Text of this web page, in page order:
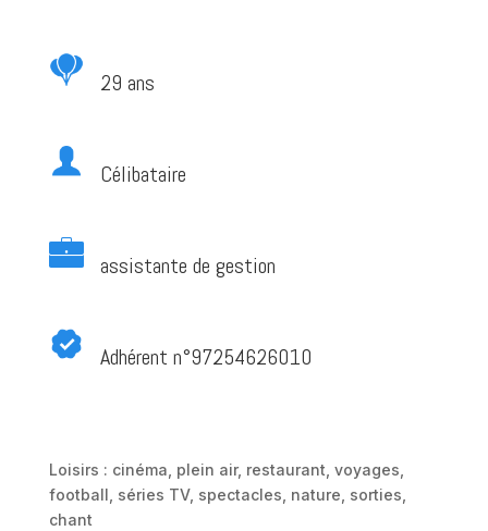
29 ans
Célibataire
assistante de gestion
Adhérent n°97254626010
Loisirs : cinéma, plein air, restaurant, voyages,
football, séries TV, spectacles, nature, sorties,
chant